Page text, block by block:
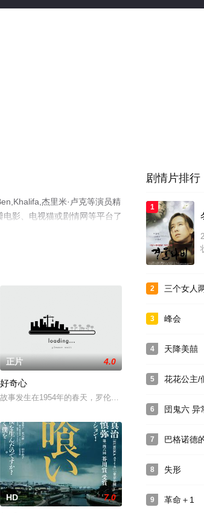
杰里米·卢克等演员精
影、电视猫或剧情网等平台了
一席之地。影片则主要描述坂本
·汤顿 饰）与黑人妇女莱茜娅（哈莉·贝瑞饰）一段纠缠
Exploits of a Young Don Juan影片描述了青春期的Roger
正片 4.0
好奇心
故事发生在1954年的春天，罗伦特是个正在成长之鈡的十
HD 7.0
剧情片排行
1
2 三个女人
3 峰会
4 天降美囍
5 花花公主/
6 団鬼六 异
7 巴格诺德
8 失形
9 革命＋1